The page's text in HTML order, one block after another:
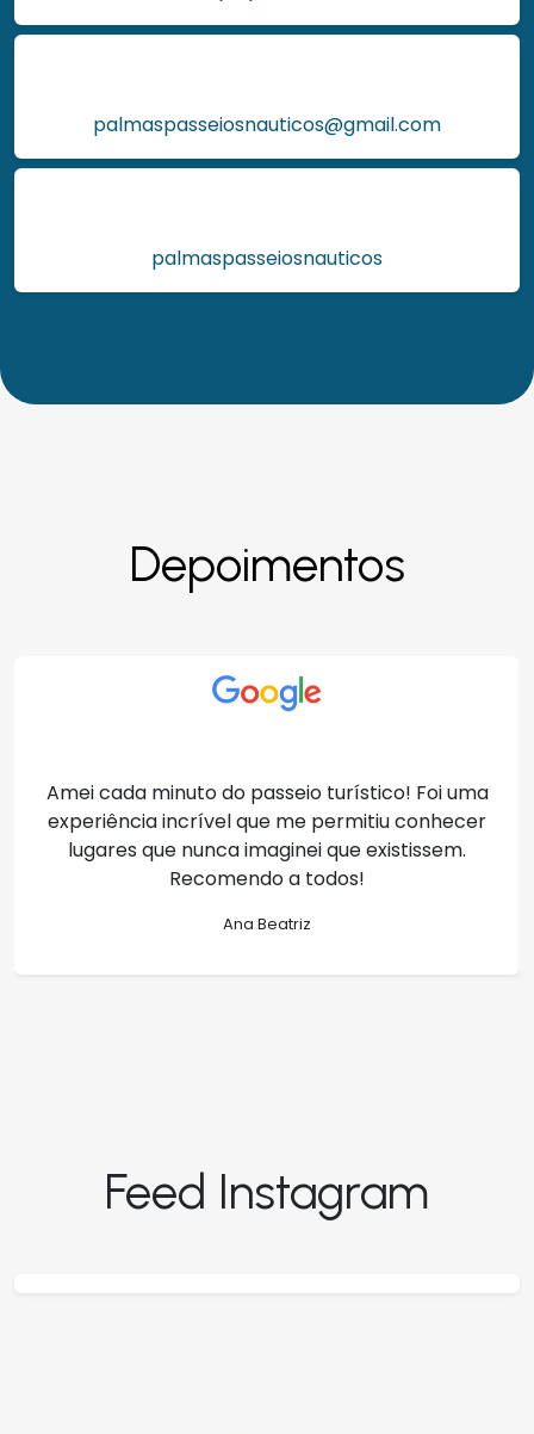
palmaspasseiosnauticos@gmail.com
palmaspasseiosnauticos
Depoimentos
Amei cada minuto do passeio turístico! Foi uma
experiência incrível que me permitiu conhecer
lugares que nunca imaginei que existissem.
Recomendo a todos!
Ana Beatriz
Feed Instagram